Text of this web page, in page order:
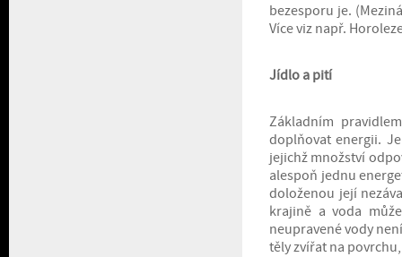
bezesporu je.
Více viz např.
Jídlo a pití
Základním
doplňovat energii.
jejichž množství
alespoň jednu
doloženou její
krajině a voda
neupravené vody
těly zvířat na